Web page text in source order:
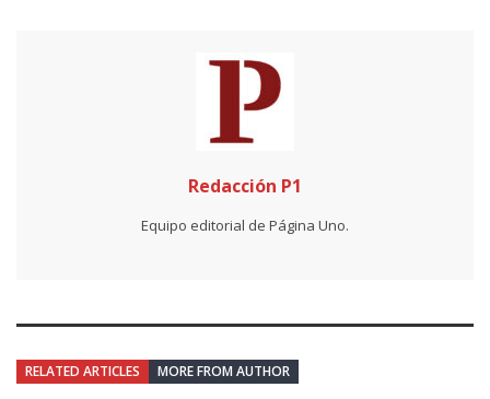
Redacción P1
Equipo editorial de Página Uno.
RELATED ARTICLES MORE FROM AUTHOR